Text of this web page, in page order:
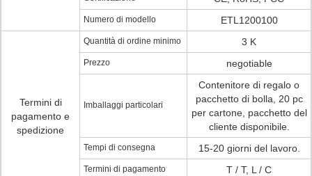
Numero di modello ETL1200100
Termini di
pagamento e
spedizione
Quantità di ordine minimo 3 K
Prezzo negotiable
Imballaggi particolari
Contenitore di regalo o
pacchetto di bolla, 20 pc
per cartone, pacchetto del
cliente disponibile.
Tempi di consegna 15-20 giorni del lavoro.
Termini di pagamento T / T, L / C